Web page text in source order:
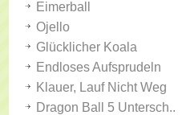
Eimerball
Ojello
Glücklicher Koala
Endloses Aufsprudeln
Klauer, Lauf Nicht Weg
Dragon Ball 5 Untersch..